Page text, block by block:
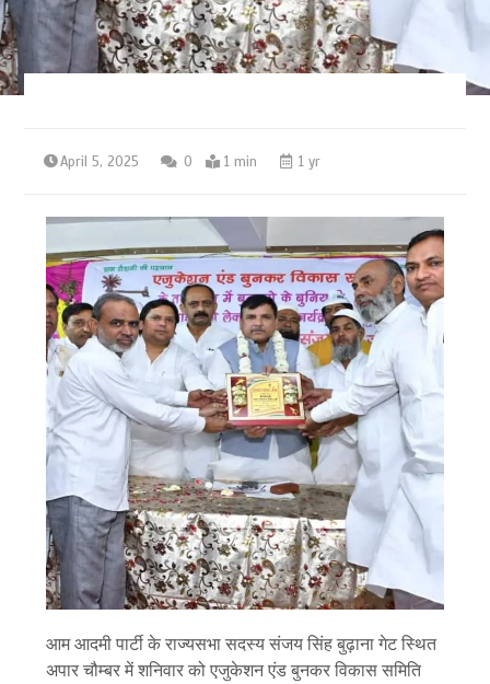
April 5, 2025 0 1 min 1 yr
आम आदमी पार्टी के राज्यसभा सदस्य संजय सिंह बुढ़ाना गेट स्थित
अपार चौम्बर में शनिवार को एजुकेशन एंड बुनकर विकास समिति